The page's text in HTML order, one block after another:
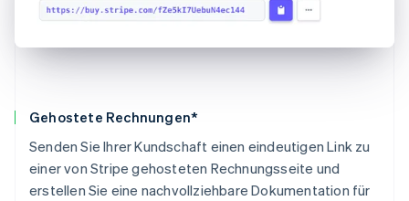
Gehostete Rechnungen*
Senden Sie Ihrer Kundschaft einen eindeutigen Link zu
einer von Stripe gehosteten Rechnungsseite und
erstellen Sie eine nachvollziehbare Dokumentation für